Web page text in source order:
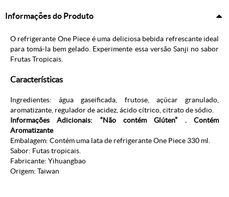
Informações do Produto
O refrigerante One Piece é uma deliciosa bebida refrescante ideal
para tomá-la bem gelado. Experimente essa versão Sanji no sabor
Frutas Tropicais.
Características
Ingredientes: água gaseificada, frutose, açúcar granulado,
aromatizante, regulador de acidez, ácido cítrico, citrato de sódio.
Informações Adicionais: “Não contém Glúten” . Contém
Aromatizante
Embalagem: Contém uma lata de refrigerante One Piece 330 ml.
Sabor: Futas tropicais.
Fabricante: Yihuangbao
Origem: Taiwan